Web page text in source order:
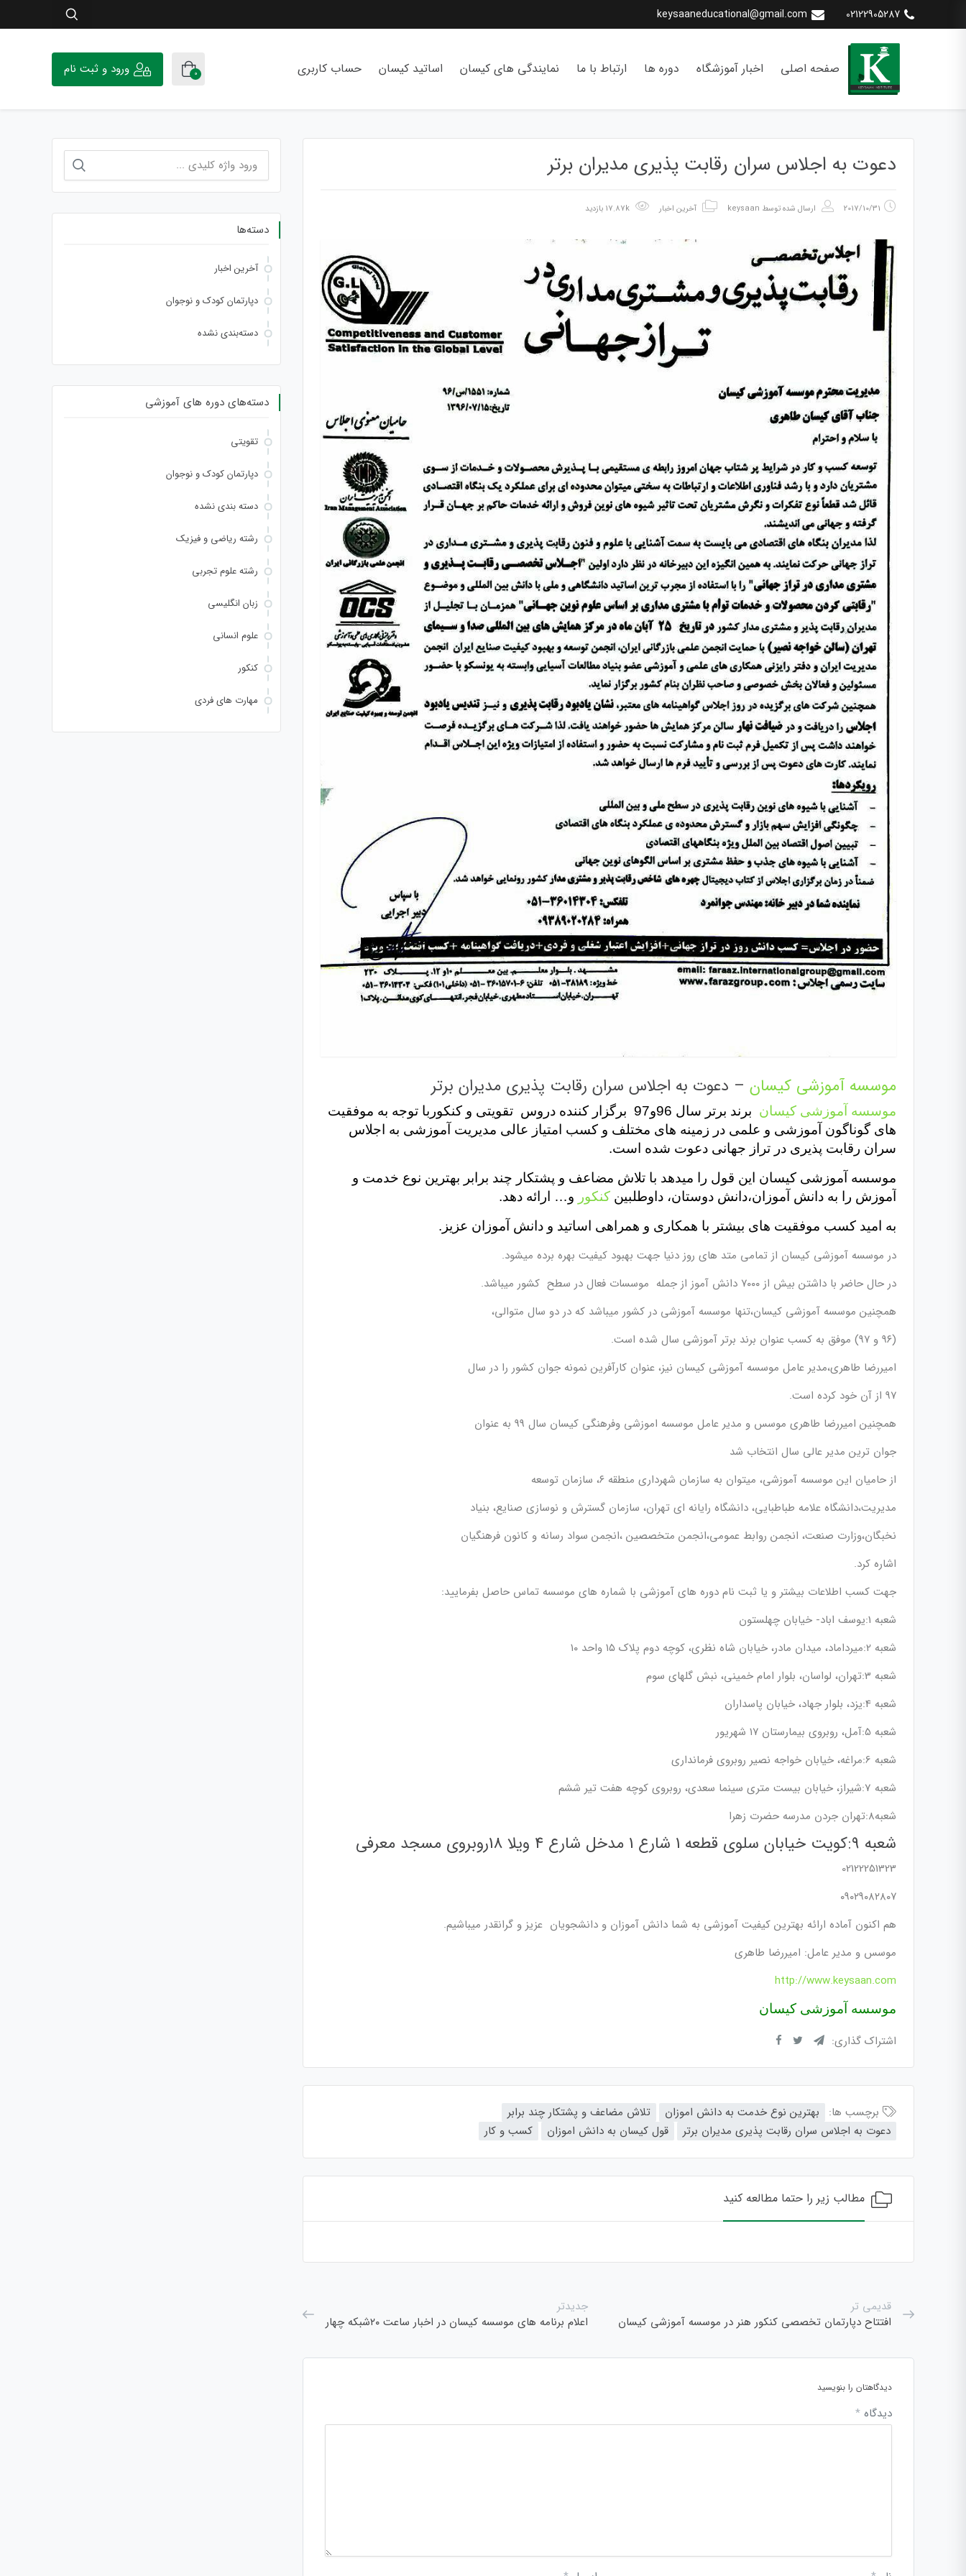
02122905287
keysaaneducational@gmail.com
صفحه اصلی اخبار آموزشگاه دوره ها ارتباط با ما نمایندگی های کیسان اساتید کیسان حساب کاربری 0 ورود و ثبت نام
دعوت به اجلاس سران رقابت پذیری مدیران برتر
2017/10/31 ارسال شده توسط keysaan آخرین اخبار
موسسه آموزشی کیسان – دعوت به اجلاس سران رقابت پذیری مدیران برتر
موسسه آموزشی کیسان
برند برتر سال 96و97 برگزار کننده دروس تقویتی و کنکوربا توجه به موفقیت
های گوناگون آموزشی و علمی در زمینه های مختلف و کسب امتیاز عالی مدیریت آموزشی به اجلاس
سران رقابت پذیری در تراز جهانی دعوت شده است.
موسسه آموزشی کیسان این قول را میدهد با تلاش مضاعف و پشتکار چند برابر بهترین نوع خدمت و
آموزش را به دانش آموزان،دانش دوستان، داوطلبین کنکور و… ارائه دهد.
به امید کسب موفقیت های بیشتر با همکاری و همراهی اساتید و دانش آموزان عزیز.
در موسسه آموزشی کیسان از تمامی متد های روز دنیا جهت بهبود کیفیت بهره برده میشود.
در حال حاضر با داشتن بیش از ۷۰۰۰ دانش آموز از جمله موسسات فعال در سطح کشور میباشد.
همچنین موسسه آموزشی کیسان،تنها موسسه آموزشی در کشور میباشد که در دو سال متوالی،
(۹۶ و ۹۷) موفق به کسب عنوان برند برتر آموزشی سال شده است.
امیررضا طاهری،مدیر عامل موسسه آموزشی کیسان نیز، عنوان کارآفرین نمونه جوان کشور را در سال
۹۷ از آن خود کرده است.
همچنین امیررضا طاهری موسس و مدیر عامل موسسه اموزشی وفرهنگی کیسان سال 99 به عنوان
جوان ترین مدیر عالی سال انتخاب شد
از حامیان این موسسه آموزشی، میتوان به سازمان شهرداری منطقه ۶، سازمان توسعه
مدیریت،دانشگاه علامه طباطبایی، دانشگاه رایانه ای تهران، سازمان گسترش و نوسازی صنایع، بنیاد
نخبگان،وزارت صنعت، انجمن روابط عمومی،انجمن متخصصین ،انجمن سواد رسانه و کانون فرهنگیان
اشاره کرد.
جهت کسب اطلاعات بیشتر و یا ثبت نام دوره های آموزشی با شماره های موسسه تماس حاصل بفرمایید:
شعبه 1:یوسف اباد- خیابان چهلستون
شعبه 2:میرداماد، میدان مادر، خیابان شاه نظری، کوچه دوم پلاک ۱۵ واحد ۱۰
شعبه 3:تهران، لواسان، بلوار امام خمینی، نبش گلهای سوم
شعبه 4:یزد، بلوار جهاد، خیابان پاسداران
شعبه 5:آمل، روبروی بیمارستان ۱۷ شهریور
شعبه 6:مراغه، خیابان خواجه نصیر روبروی فرمانداری
شعبه 7:شیراز، خیابان بیست متری سینما سعدی، روبروی کوچه هفت تیر ششم
شعبه8:تهران جردن مدرسه حضرت زهرا
شعبه 9:کویت خیابان سلوی قطعه 1 شارع 1 مدخل شارع 4 ویلا 18روبروی مسجد معرفی
02122251323
۰۹۰۲۹۰۸۲۸۰۷
هم اکنون آماده ارائه بهترین کیفیت آموزشی به شما دانش آموزان و دانشجویان عزیز و گرانقدر میباشیم.
موسس و مدیر عامل: امیررضا طاهری
http://www.keysaan.com
موسسه آموزشی کیسان
اشتراک گذاری:
برچسب ها: بهترین نوع خدمت به دانش اموزان
تلاش مضاعف و پشتکار چند برابر
دعوت به اجلاس سران رقابت پذیری مدیران برتر
قول کیسان به دانش اموزان کسب و کار
مطالب زیر را حتما مطالعه کنید
قدیمی تر
افتتاح دپارتمان تخصصی کنکور هنر در موسسه آموزشی کیسان
جدیدتر
اعلام برنامه های موسسه کیسان در اخبار ساعت ۲۰شبکه چهار
دیدگاهتان را بنویسید
دیدگاه *
برای:
دسته‌ها
آخرین اخبار
دپارتمان کودک و نوجوان
دسته‌بندی نشده
دسته‌های دوره های آموزشی
تقویتی
دپارتمان کودک و نوجوان
دسته بندی نشده
رشته ریاضی و فیزیک
رشته علوم تجربی
زبان انگلیسی
علوم انسانی
کنکور
مهارت های فردی